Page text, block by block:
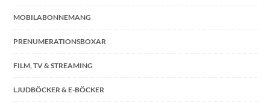
MOBILABONNEMANG
PRENUMERATIONSBOXAR
FILM, TV & STREAMING
LJUDBÖCKER & E-BÖCKER